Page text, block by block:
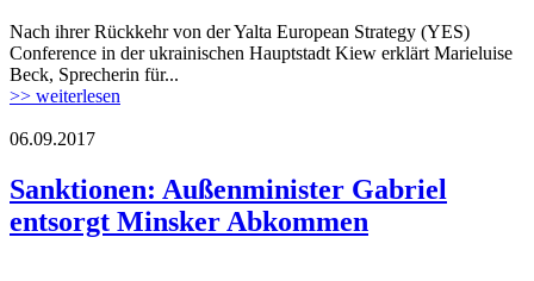
oscesmm.jpg
Nach ihrer Rückkehr von der Yalta European Strategy (YES)
Conference in der ukrainischen Hauptstadt Kiew erklärt Marieluise
Beck, Sprecherin für...
>> weiterlesen
06.09.2017
Sanktionen: Außenminister Gabriel
entsorgt Minsker Abkommen